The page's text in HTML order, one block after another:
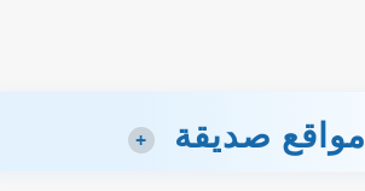
مواقع صديقة +